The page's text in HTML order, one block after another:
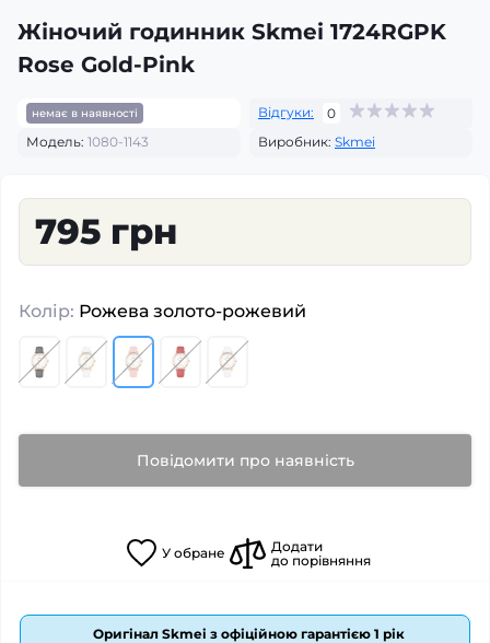
Жіночий годинник Skmei 1724RGPK
Rose Gold-Pink
немає в наявності Відгуки:
0
Модель: 1080-1143 Виробник: Skmei
795 грн
Колір: Рожева золото-рожевий
Повідомити про наявність
У обране
Додати
до порівняння
Оригінал Skmei з офіційною гарантією 1 рік